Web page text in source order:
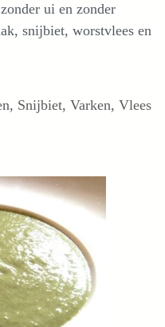
ui en zonder
snijbiet, worstvlees en
, Snijbiet, Varken, Vlees